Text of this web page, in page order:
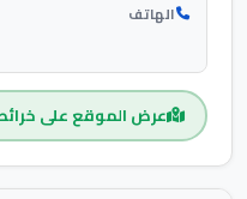
الهاتف
عرض الموقع على